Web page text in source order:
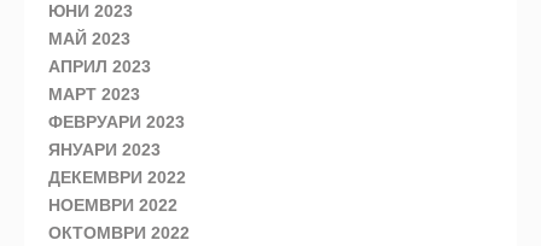
ЮНИ 2023
МАЙ 2023
АПРИЛ 2023
МАРТ 2023
ФЕВРУАРИ 2023
ЯНУАРИ 2023
ДЕКЕМВРИ 2022
НОЕМВРИ 2022
ОКТОМВРИ 2022